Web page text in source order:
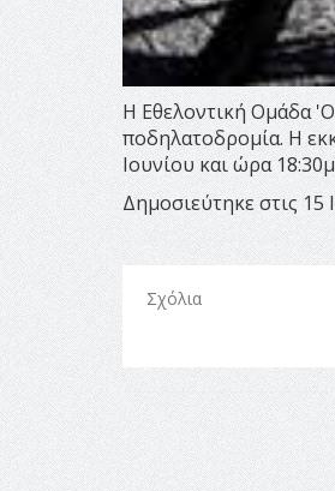
Η Εθελοντική Ομάδα
ποδηλατοδρομία. Η
Ιουνίου και ώρα
Δημοσιεύτηκε στις 15
Σχόλια